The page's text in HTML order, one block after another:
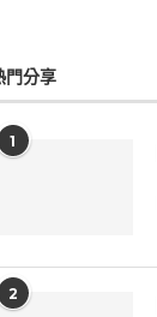
門分享
1
2